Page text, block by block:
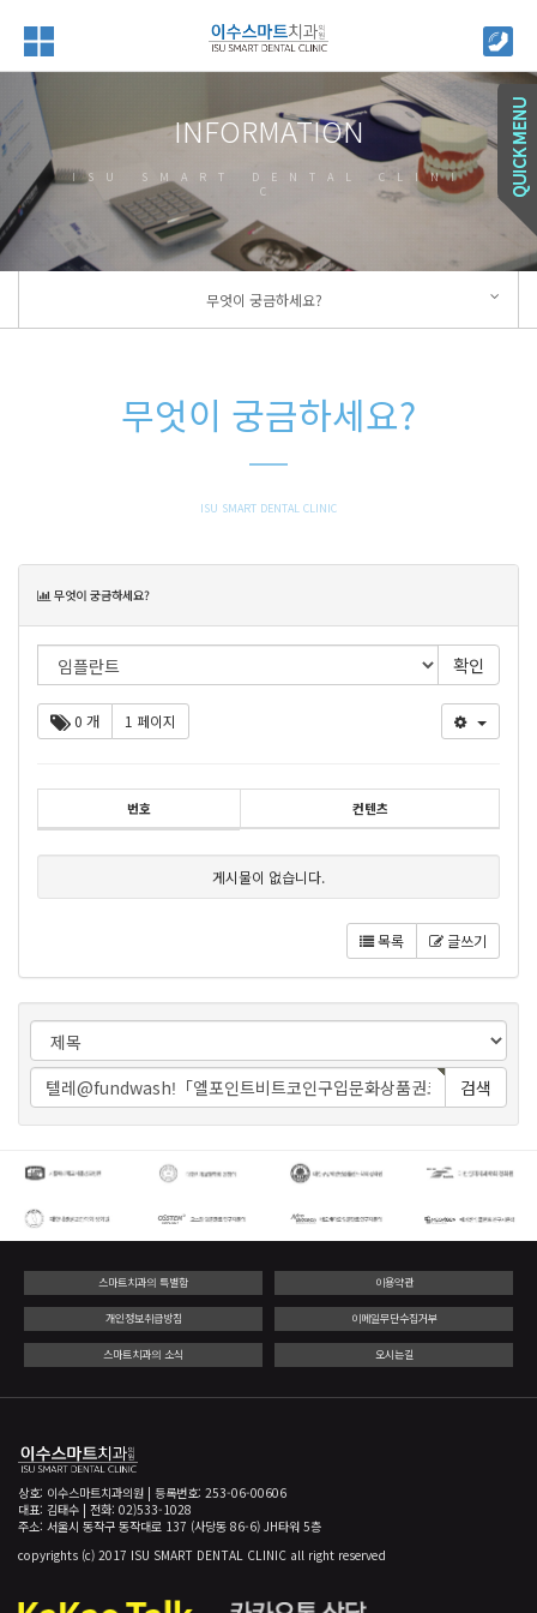
INFORMATION
ISU SMART DENTAL CLINI
C
무엇이 궁금하세요?
무엇이 궁금하세요?
ISU SMART DENTAL CLINIC
무엇이 궁금하세요?목
0 개 1 페이지
번호 컨텐츠
게시물이 없습니다.
목록 글쓰기
검색
스마트치과의 특별함 이용약관
개인정보취급방침 이메일무단수집거부
스마트치과의 소식 오시는길
상호: 이수스마트치과의원 | 등록번호: 253-06-00606
대표: 김태수 | 전화: 02)533-1028
주소: 서울시 동작구 동작대로 137 (사당동 86-6) JH타워 5층
copyrights (c) 2017 ISU SMART DENTAL CLINIC all right reserved